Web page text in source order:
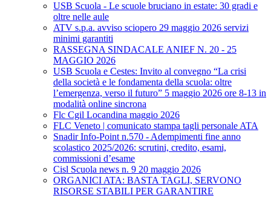
USB Scuola - Le scuole bruciano in estate: 30 gradi e
oltre nelle aule
ATV s.p.a. avviso sciopero 29 maggio 2026 servizi
minimi garantiti
RASSEGNA SINDACALE ANIEF N. 20 - 25
MAGGIO 2026
USB Scuola e Cestes: Invito al convegno “La crisi
della società e le fondamenta della scuola: oltre
l’emergenza, verso il futuro” 5 maggio 2026 ore 8-13 in
modalità online sincrona
Flc Cgil Locandina maggio 2026
FLC Veneto | comunicato stampa tagli personale ATA
Snadir Info-Point n.570 - Adempimenti fine anno
scolastico 2025/2026: scrutini, credito, esami,
commissioni d’esame
Cisl Scuola news n. 9 20 maggio 2026
ORGANICI ATA: BASTA TAGLI, SERVONO
RISORSE STABILI PER GARANTIRE